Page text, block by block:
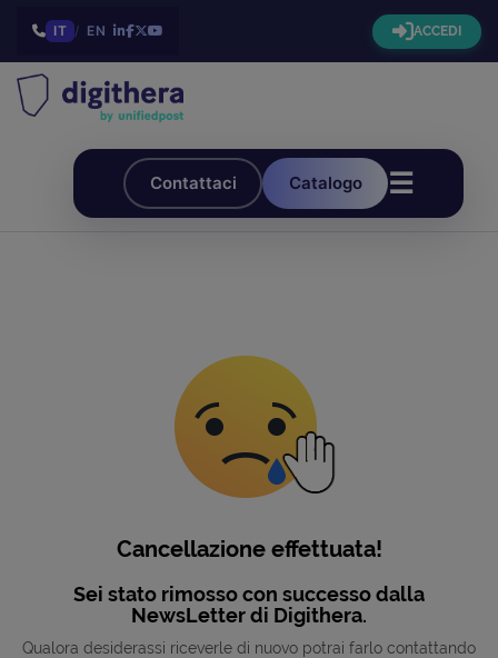
IT / EN ACCEDI
Contattaci Catalogo ☰
Cancellazione effettuata!
Sei stato rimosso con successo dalla
NewsLetter di Digithera.
Qualora desiderassi riceverle di nuovo potrai farlo contattando